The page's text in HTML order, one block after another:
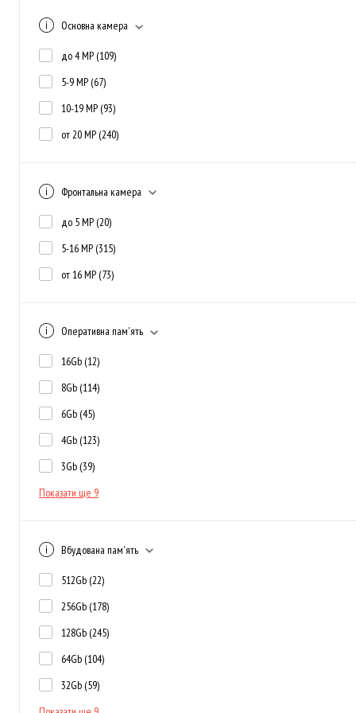
Основна камера
до 4 MP (109)
5-9 MP (67)
10-19 MP (93)
от 20 MP (240)
Фронтальна камера
до 5 MP (20)
5-16 MP (315)
от 16 MP (73)
Оперативна пам'ять
16Gb (12)
8Gb (114)
6Gb (45)
4Gb (123)
3Gb (39)
Показати ще 9
Вбудована пам'ять
512Gb (22)
256Gb (178)
128Gb (245)
64Gb (104)
32Gb (59)